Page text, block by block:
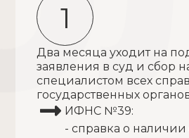
1
Два месяца уходит на
заявления в суд и сбор
специалистом всех
государственных
ИФНС №39:
- справка о наличии